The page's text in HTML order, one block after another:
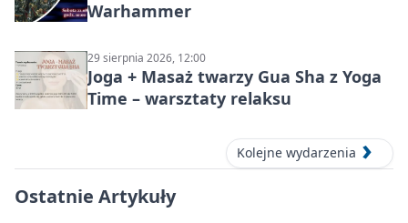
Warhammer
29 sierpnia 2026, 12:00
Joga + Masaż twarzy Gua Sha z Yoga
Time – warsztaty relaksu
Kolejne wydarzenia
Ostatnie Artykuły